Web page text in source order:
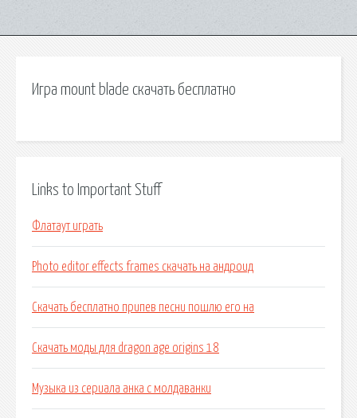
Игра mount blade скачать бесплатно
Links to Important Stuff
Флатаут играть
Photo editor effects frames скачать на андроид
Скачать бесплатно припев песни пошлю его на
Скачать моды для dragon age origins 18
Музыка из сериала анка с молдаванки